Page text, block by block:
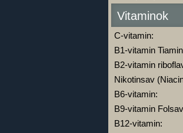
Vitaminok
C-vitamin:
B1-vitamin
B2-vitamin
Nikotinsav
B6-vitamin:
B9-vitamin
B12-vitamin: